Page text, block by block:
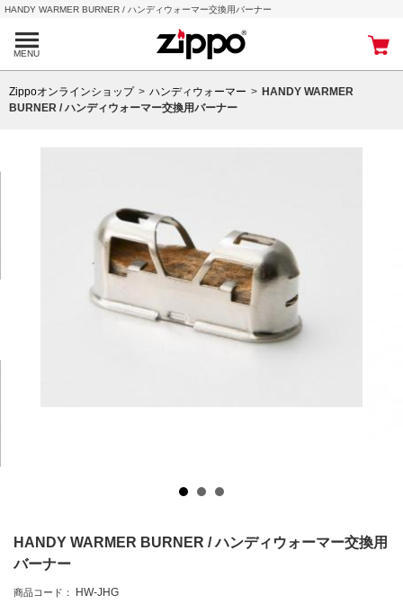
HANDY WARMER BURNER / ハンディウォーマー交換用バーナー
MENU
Zippoオンラインショップ ハンディウォーマー
HANDY WARMER
BURNER / ハンディウォーマー交換用バーナー
HANDY WARMER BURNER / ハンディウォーマー交換用
バーナー
商品コード： HW-JHG